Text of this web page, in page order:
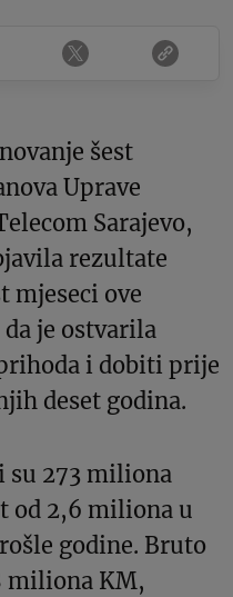
šest
Uprave
Sarajevo,
rezultate
mjeseci ove
je ostvarila
i dobiti prije
deset godina.
273 miliona
od 2,6 miliona u
godine. Bruto
miliona KM,